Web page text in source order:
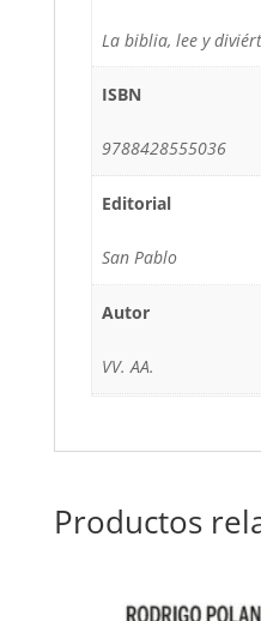
La biblia, lee y
ISBN
9788428555036
Editorial
San Pablo
Autor
VV. AA.
Productos